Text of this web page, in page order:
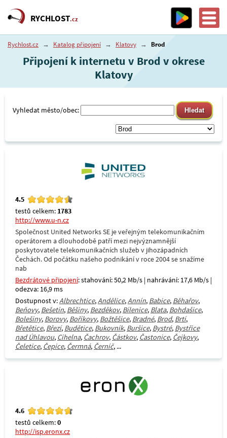
RYCHLOST.cz
Rychlost.cz → Katalog připojení → Klatovy → Brod
Připojení k internetu v Brod v okrese
Klatovy
Vyhledat město/obec:
4.5
testů celkem: 1783
http://www.u-n.cz
Společnost United Networks SE je veřejným telekomunikačním
operátorem a dlouhodobě patří mezi nejvýznamnější
poskytovatele telekomunikačních služeb v jihozápadních
Čechách. Od počátku našeho podnikání v roce 2004 se snažíme
nab
Bezdrátové připojení: stahování: 50,2 Mb/s | nahrávání: 17,6 Mb/s |
odezva: 16,9 ms
Dostupnost v:Albrechtice,Andělice,Annín, Babice, Běhařov,
Beňovy, Bešetín, Běšiny, Bezděkov, Bílenice, Blata, Bohdašice,
Bolešiny, Borovy, Boříkovy, Božtěšice, Bradné, Brod, Brtí,
Břetětice, Březí, Budětice, Bukovník, Buršice, Bystré, Bystřice
nad Úhlavou, Cihelna, Čachrov, Částkov, Častonice, Čejkovy,
Čeletice, Čepice, Čermná, Černíč, ...
4.6
testů celkem:0
http://isp.eronx.cz